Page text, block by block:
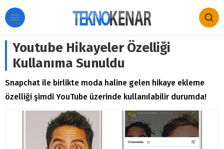
Youtube Hikayeler Özelliği
Kullanıma Sunuldu
Snapchat ile birlikte moda haline gelen hikaye ekleme
özelliği şimdi YouTube üzerinde kullanılabilir durumda!